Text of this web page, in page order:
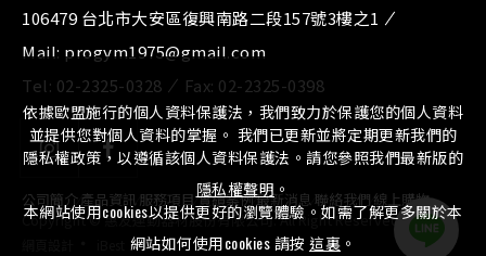
106479 台北市大安區復興南路二段157號3樓之1
Mail: progym1975@gmail.com
Tel: 02-2325-0328 Fax: 02-2325-0398
公司簡介產品資訊 服務項目⁄實績案例⁄最新消息 聯絡我們 線上購物
Copyright © 惠友運動器材股份有限公司. All Right Reserved.
依據歐盟施行的個人資料保護法，我們致力於保護您的個人資料
並提供您對個人資料的掌握。 我們已更新並將定期更新我們的
隱私權政策，以遵循該個人資料保護法。請您參照我們最新版的
隱私權聲明 。
本網站使用cookies以提供更好的瀏覽體驗。如需了解更多關於本
網站如何使用cookies 請按 這裏 。